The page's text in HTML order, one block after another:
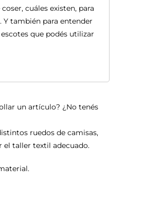
cuáles existen, para
Y también para entender
que podés utilizar
un artículo? ¿No tenés
ruedos de camisas,
el taller textil adecuado.